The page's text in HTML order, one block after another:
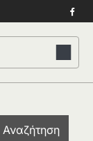
Αναζήτηση